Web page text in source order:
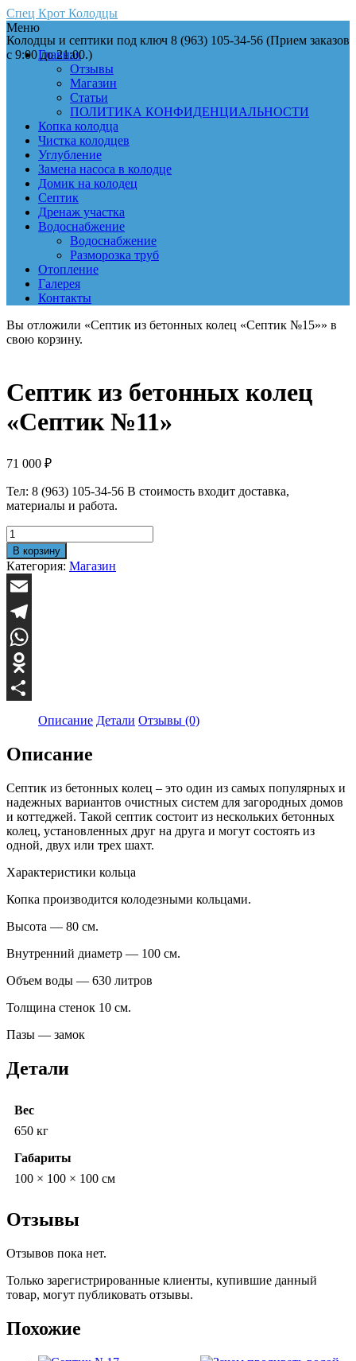
Спец Крот Колодцы
Колодцы и септики под ключ 8 (963) 105-34-56 (Прием заказов
с 9:00 до 21:00.)
Меню
Главная
Отзывы
Магазин
Статьи
ПОЛИТИКА КОНФИДЕНЦИАЛЬНОСТИ
Копка колодца
Чистка колодцев
Углубление
Замена насоса в колодце
Домик на колодец
Септик
Дренаж участка
Водоснабжение
Водоснабжение
Разморозка труб
Отопление
Галерея
Контакты
Вы отложили «Септик из бетонных колец «Септик №15»» в
свою корзину.
Септик из бетонных колец
«Септик №11»
71 000 ₽
Тел: 8 (963) 105-34-56 В стоимость входит доставка,
материалы и работа.
Количество
товара
Септик
из
бетонных
колец
"Септик
№11"
В корзину
Категория: Магазин
Email
Telegram
WhatsApp
Odnoklassniki
Отправить
Описание Детали Отзывы (0)
Описание
Септик из бетонных колец – это один из самых популярных и
надежных вариантов очистных систем для загородных домов
и коттеджей. Такой септик состоит из нескольких бетонных
колец, установленных друг на друга и могут состоять из
одной, двух или трех шахт.
Характеристики кольца
Копка производится колодезными кольцами.
Высота — 80 см.
Внутренний диаметр — 100 см.
Объем воды — 630 литров
Толщина стенок 10 см.
Пазы — замок
Детали
Вес
650 кг
Габариты
100 × 100 × 100 см
Отзывы
Отзывов пока нет.
Только зарегистрированные клиенты, купившие данный
товар, могут публиковать отзывы.
Похожие